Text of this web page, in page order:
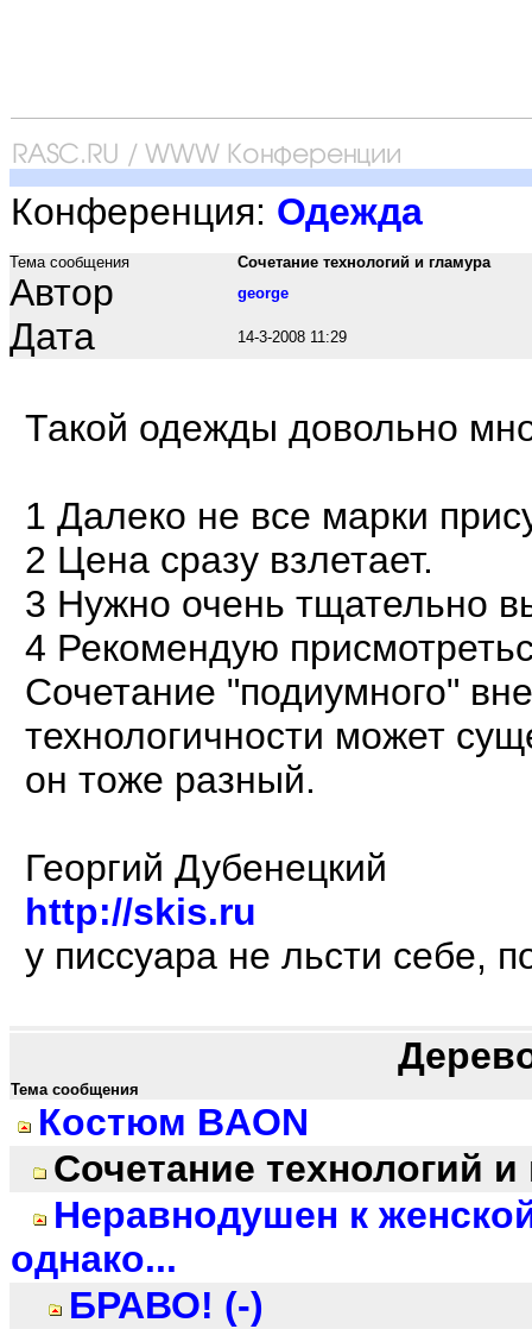
Конференция: Одежда
Тема сообщения Сочетание технологий и гламура
Автор george
Дата 14-3-2008 11:29
Такой одежды довольно
1 Далеко не все марки
2 Цена сразу взлетает.
3 Нужно очень тщательно
4 Рекомендую
Сочетание "подиумного"
технологичности может
он тоже разный.
Георгий Дубенецкий
http://skis.ru
у писсуара не льсти себе,
Тема сообщения
Костюм BAON
Сочетание технологий и
Неравнодушен к
однако...
БРАВО! (-)